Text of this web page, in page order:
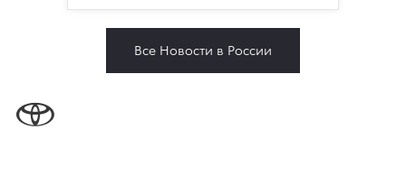
Все Новости в России